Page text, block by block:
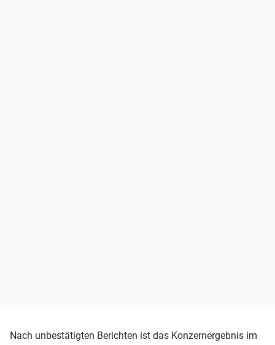
Nach unbestätigten Berichten ist das Konzernergebnis im